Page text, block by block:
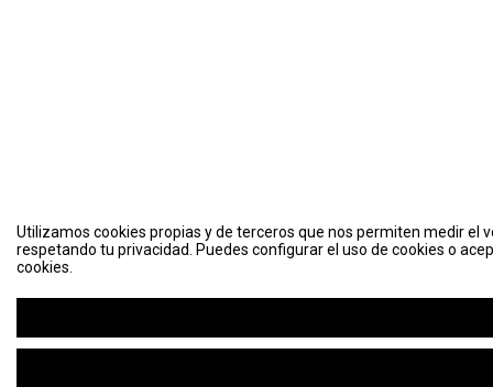
Utilizamos cookies propias y de terceros que nos permiten medir el
respetando tu privacidad. Puedes configurar el uso de cookies o
cookies.